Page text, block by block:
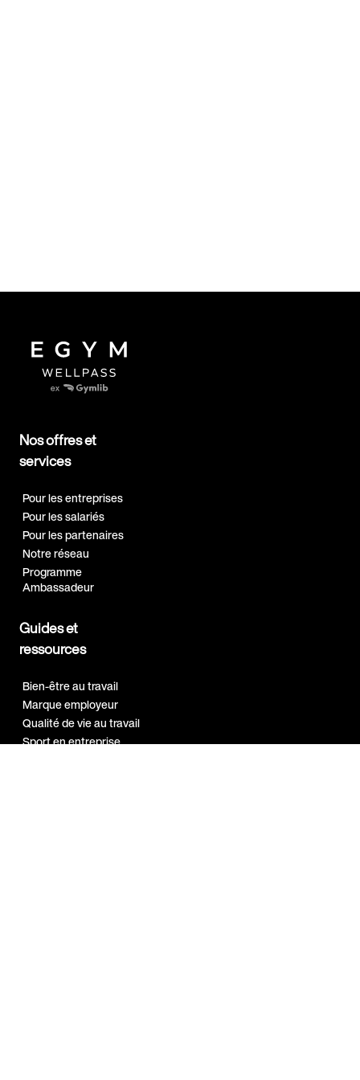
Nos offres et
services
Pour les entreprises
Pour les salariés
Pour les partenaires
Notre réseau
Programme
Ambassadeur
Guides et
ressources
Bien-être au travail
Marque employeur
Qualité de vie au travail
Sport en entreprise